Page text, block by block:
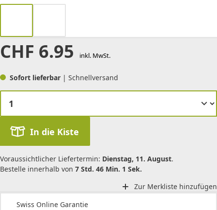
CHF 6.95 inkl. MwSt.
Sofort lieferbar | Schnellversand
In die Kiste
Voraussichtlicher Liefertermin: Dienstag, 11. August.
Bestelle innerhalb von 7 Std. 46 Min. 1 Sek.
Zur Merkliste hinzufügen
Swiss Online Garantie